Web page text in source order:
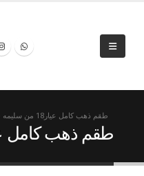
طقم ذهب كامل عيار18 من سليمه جولد
طقم ذهب كامل عيار18 من